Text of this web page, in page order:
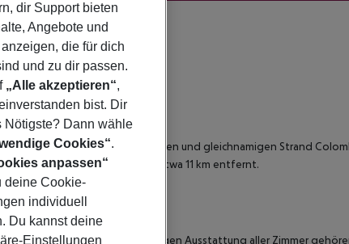
seine traumhafte Strandlage.
sich direkt oberhalb des dunklen und gleichnamigen Strand
Flughafen von Santorini ist etwa 11 km entfernt.
zur standardmäßigen Ausstattung aller Zimmer
dir Support bieten
Angebote und
die für dich
und zu dir passen.
„Alle akzeptieren“,
bist. Dir
Nötigste? Dann wähle
Cookies“.
anpassen“
deine Cookie-
individuell
Du kannst deine
Einstellungen